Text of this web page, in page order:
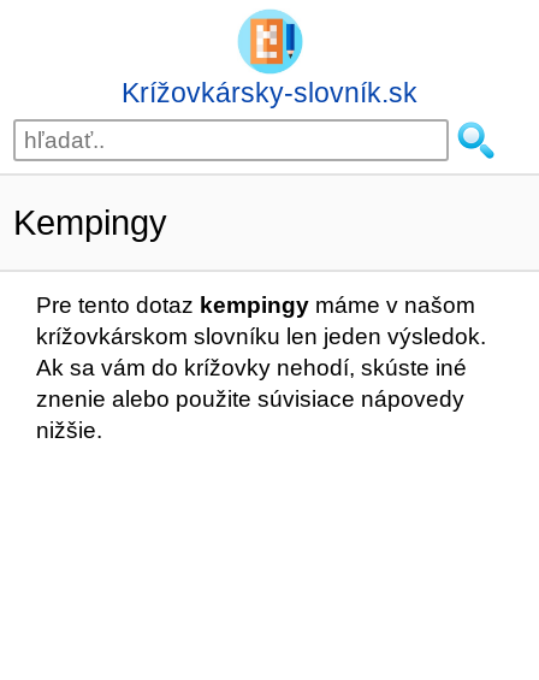
Krížovkársky-slovník.sk
Kempingy
Pre tento dotaz kempingy máme v našom
krížovkárskom slovníku len jeden výsledok.
Ak sa vám do krížovky nehodí, skúste iné
znenie alebo použite súvisiace nápovedy
nižšie.